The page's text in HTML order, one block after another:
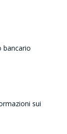
bancario
sui